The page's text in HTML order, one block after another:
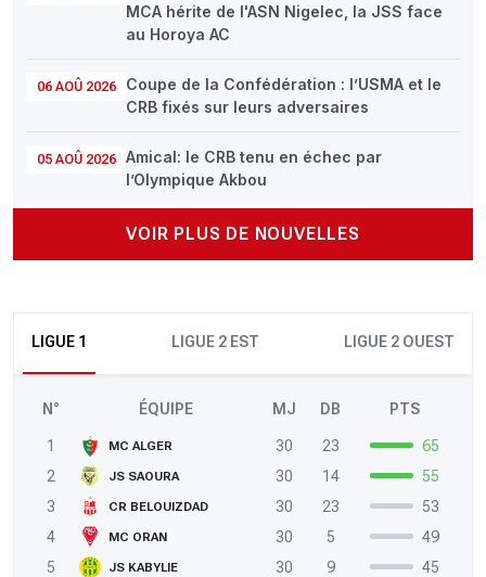
MCA hérite de l'ASN Nigelec, la JSS face
au Horoya AC
06 AOÛ 2026
Coupe de la Confédération : l’USMA et le
CRB fixés sur leurs adversaires
05 AOÛ 2026
Amical: le CRB tenu en échec par
l’Olympique Akbou
VOIR PLUS DE NOUVELLES
LIGUE 1 LIGUE 2 EST LIGUE 2 OUEST
N° ÉQUIPE MJ DB PTS
1 MC ALGER 30 23
65
2
JS SAOURA 30 14
55
3
CR BELOUIZDAD 30 23
53
4
MC ORAN 30 5
49
5
JS KABYLIE 30 9
45